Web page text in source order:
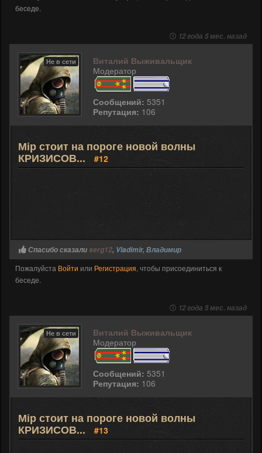
беседе.
12 года 5 мес. назад
Не в сети
Виталий Выживальщик
Модератор
Сообщений: 5351
Репутация: 106
Мір стоит на пороге новой волны
КРИЗИСОВ... #12
Спасибо сказалиserg12, Vladimir, Владимир
Пожалуйста Войти или Регистрация, чтобы присоединиться к
беседе.
12 года 5 мес. назад
Не в сети
Виталий Выживальщик
Модератор
Сообщений: 5351
Репутация: 106
Мір стоит на пороге новой волны
КРИЗИСОВ...
#13